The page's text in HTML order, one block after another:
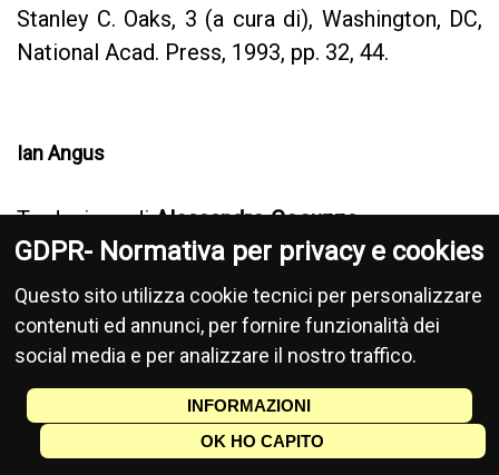
Stanley C. Oaks, 3 (a cura di), Washington, DC,
National Acad. Press, 1993, pp. 32, 44.
Ian Angus
Traduzione diAlessandro Cocuzza
Fonte: Climate&Capitalism14.03.2024
traduzione italiana
GDPR- Normativa per privacy e cookies
Questo sito utilizza cookie tecnici per personalizzare
contenuti ed annunci, per fornire funzionalità dei
social media e per analizzare il nostro traffico.
INFORMAZIONI
OK HO CAPITO